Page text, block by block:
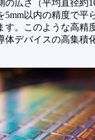
の広さ（平均直径約
5mm以内の精度で平
す。このような高精
体デバイスの高集積